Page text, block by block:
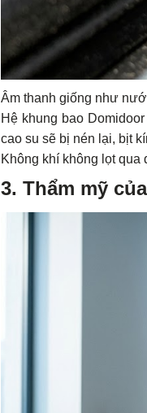
Âm thanh giống như
Hệ khung bao
cao su sẽ bị nén lại, bịt
Không khí không lọt qua
3. Thẩm mỹ